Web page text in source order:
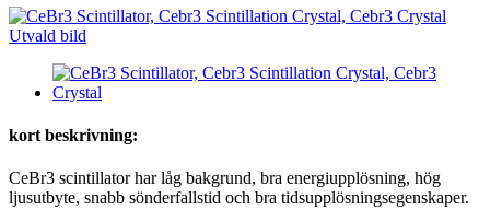
kort beskrivning:
CeBr3 scintillator har låg bakgrund, bra energiupplösning, hög
ljusutbyte, snabb sönderfallstid och bra tidsupplösningsegenskaper.